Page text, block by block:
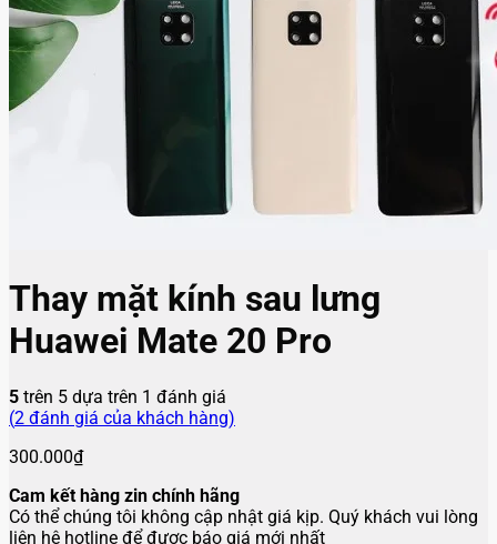
Thay mặt kính sau lưng
Huawei Mate 20 Pro
5 trên 5 dựa trên 1 đánh giá
(2 đánh giá của khách hàng)
300.000₫
Cam kết hàng zin chính hãng
Có thể chúng tôi không cập nhật giá kịp. Quý khách vui lòng
liên hệ hotline để được báo giá mới nhất